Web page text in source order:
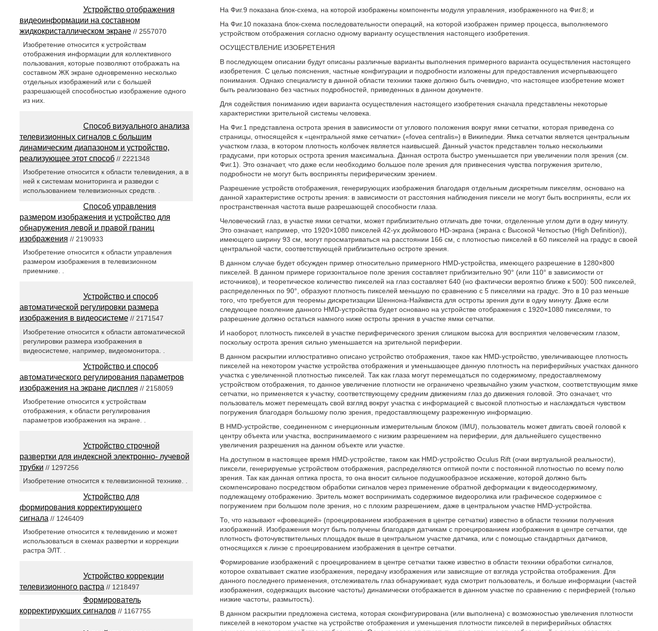
На Фиг.9 показана блок-схема, на которой изображены компоненты модуля управления, изображенного на Фиг.8; и
На Фиг.10 показана блок-схема последовательности операций, на которой изображен пример процесса, выполняемого
устройством отображения согласно одному варианту осуществления настоящего изобретения.
ОСУЩЕСТВЛЕНИЕ ИЗОБРЕТЕНИЯ
В последующем описании будут описаны различные варианты выполнения примерного варианта осуществления настоящего
изобретения. С целью пояснения, частные конфигурации и подробности изложены для предоставления исчерпывающего
понимания. Однако специалисту в данной области техники также должно быть очевидно, что настоящее изобретение может
быть реализовано без частных подробностей, приведенных в данном документе.
Для содействия пониманию идеи варианта осуществления настоящего изобретения сначала представлены некоторые
характеристики зрительной системы человека.
На Фиг.1 представлена острота зрения в зависимости от углового положения вокруг ямки сетчатки, которая приведена со
страницы, относящейся к «центральной ямке сетчатки» («fovea centralis») в Википедии. Ямка сетчатки является центральным
участком глаза, в котором плотность колбочек является наивысшей. Данный участок представлен только несколькими
градусами, при которых острота зрения максимальна. Данная острота быстро уменьшается при увеличении поля зрения (см.
Фиг.1). Это означает, что даже если необходимо большое поле зрения для привнесения чувства погружения зрителю,
подробности не могут быть восприняты периферическим зрением.
Разрешение устройств отображения, генерирующих изображения благодаря отдельным дискретным пикселям, основано на
данной характеристике остроты зрения: в зависимости от расстояния наблюдения пиксели не могут быть восприняты, если их
пространственная частота выше разрешающей способности глаза.
Человеческий глаз, в участке ямки сетчатки, может приблизительно отличать две точки, отделенные углом дуги в одну минуту.
Это означает, например, что 1920×1080 пикселей 42-ух дюймового HD-экрана (экрана с Высокой Четкостью (High Definition)),
имеющего ширину 93 см, могут просматриваться на расстоянии 166 см, с плотностью пикселей в 60 пикселей на градус в своей
центральной части, соответствующей приблизительно остроте зрения.
В данном случае будет обсужден пример относительно примерного HMD-устройства, имеющего разрешение в 1280×800
пикселей. В данном примере горизонтальное поле зрения составляет приблизительно 90° (или 110° в зависимости от
источников), и теоретическое количество пикселей на глаз составляет 640 (но фактически вероятно ближе к 500): 500 пикселей,
распределенных по 90°, образуют плотность пикселей меньшую по сравнению с 5 пикселями на градус. Это в 10 раз меньше
того, что требуется для теоремы дискретизации Шеннона-Найквиста для остроты зрения дуги в одну минуту. Даже если
следующее поколение данного HMD-устройства будет основано на устройстве отображения с 1920×1080 пикселями, то
разрешение должно остаться намного ниже остроты зрения в участке ямки сетчатки.
И наоборот, плотность пикселей в участке периферического зрения слишком высока для восприятия человеческим глазом,
поскольку острота зрения сильно уменьшается на зрительной периферии.
В данном раскрытии иллюстративно описано устройство отображения, такое как HMD-устройство, увеличивающее плотность
пикселей на некотором участке устройства отображения и уменьшающее данную плотность на периферийных участках данного
участка с увеличенной плотностью пикселей. Так как глаза могут перемещаться по содержимому, предоставляемому
устройством отображения, то данное увеличение плотности не ограничено чрезвычайно узким участком, соответствующим ямке
сетчатки, но применяется к участку, соответствующему средним движениям глаз до движения головой. Это означает, что
пользователь может перемещать свой взгляд вокруг участка с информацией с высокой плотностью и наслаждаться чувством
погружения благодаря большому полю зрения, предоставляющему разреженную информацию.
В HMD-устройстве, соединенном с инерционным измерительным блоком (IMU), пользователь может двигать своей головой к
центру объекта или участка, воспринимаемого с низким разрешением на периферии, для дальнейшего существенно
увеличения разрешения на данном объекте или участке.
На доступном в настоящее время HMD-устройстве, таком как HMD-устройство Oculus Rift (очки виртуальной реальности),
пиксели, генерируемые устройством отображения, распределяются оптикой почти с постоянной плотностью по всему полю
зрения. Так как данная оптика проста, то она вносит сильное подушкообразное искажение, которой должно быть
скомпенсировано посредством обработки сигналов через применение обратной деформации к видеосодержимому,
подлежащему отображению. Зритель может воспринимать содержимое видеоролика или графическое содержимое с
погружением при большом поле зрения, но с плохим разрешением, даже в центральном участке HMD-устройства.
То, что называют «фовеацией» (проецированием изображения в центре сетчатки) известно в области техники получения
изображений. Изображения могут быть получены благодаря датчикам с проецированием изображения в центре сетчатки, где
плотность фоточувствительных площадок выше в центральном участке датчика, или с помощью стандартных датчиков,
относящихся к линзе с проецированием изображения в центре сетчатки.
Формирование изображений с проецированием в центре сетчатки также известно в области техники обработки сигналов,
которое охватывает сжатие изображения, передачу изображения или зависящие от взгляда устройства отображения. Для
данного последнего применения, отслеживатель глаз обнаруживает, куда смотрит пользователь, и больше информации (частей
изображения, содержащих высокие частоты) динамически отображается в данном участке по сравнению с периферией (только
низкие частоты, размытость).
В данном раскрытии предложена система, которая сконфигурирована (или выполнена) с возможностью увеличения плотности
пикселей в некотором участке на устройстве отображения и уменьшения плотности пикселей в периферийных областях
Устройство отображения
видеоинформации на составном
жидкокристаллическом экране// 2557070
Изобретение относится к устройствам
отображения информации для коллективного
пользования, которые позволяют отображать на
составном ЖК экране одновременно несколько
отдельных изображений или с большей
разрешающей способностью изображение одного
из них.
Способ визуального анализа
телевизионных сигналов с большим
динамическим диапазоном и устройство,
реализующее этот способ// 2221348
Изобретение относится к области телевидения, а в
ней к системам мониторинга и разведки с
использованием телевизионных средств. .
Способ управления
размером изображения и устройство для
обнаружения левой и правой границ
изображения // 2190933
Изобретение относится к области управления
размером изображения в телевизионном
приемнике. .
Устройство и способ
автоматической регулировки размера
изображения в видеосистеме// 2171547
Изобретение относится к области автоматической
регулировки размера изображения в
видеосистеме, например, видеомонитора. .
Устройство и способ
автоматического регулирования параметров
изображения на экране дисплея // 2158059
Изобретение относится к устройствам
отображения, к области регулирования
параметров изображения на экране. .
Устройство строчной
развертки для индексной электронно- лучевой
трубки // 1297256
Изобретение относится к телевизионной технике. .
Устройство для
формирования корректирующего
сигнала // 1246409
Изобретение относится к телевидению и может
использоваться в схемах развертки и коррекции
растра ЭЛТ. .
Устройство коррекции
телевизионного растра // 1218497
Формирователь
корректирующих сигналов // 1167755